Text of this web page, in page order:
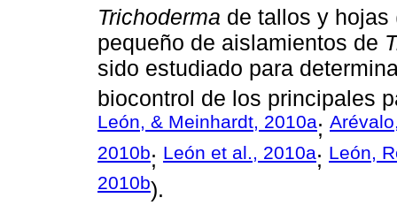
Trichoderma de tallos y hojas
pequeño de aislamientos de
sido estudiado para
biocontrol de los principales
León, & Meinhardt, 2010a;
2010b; León et al., 2010a; León,
2010b).